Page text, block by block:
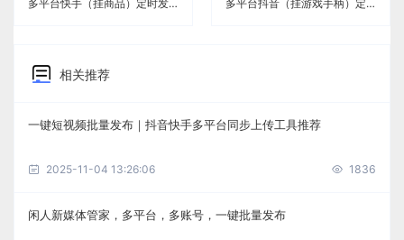
多平台快手（挂商品）定时发布工具《闲人新媒体管家》
多平台抖音（挂游戏手柄）定时发布工具《闲人新媒体管家》
相关推荐
一键短视频批量发布｜抖音快手多平台同步上传工具推荐
2025-11-04 13:26:06 1836
闲人新媒体管家，多平台，多账号，一键批量发布